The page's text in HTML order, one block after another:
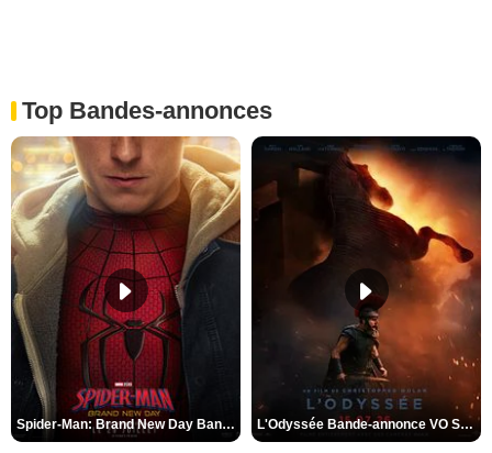
Top Bandes-annonces
Spider-Man: Brand New Day Bande-annonce VO STFR L'Odyssée Bande-annonce VO STFR